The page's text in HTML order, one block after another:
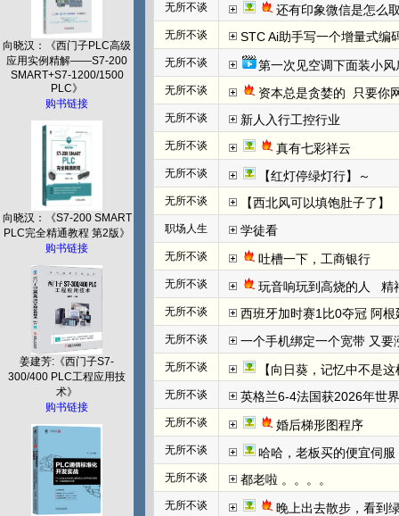
向晓汉：《西门子PLC高级
应用实例精解——S7-200
SMART+S7-1200/1500
PLC》
购书链接
向晓汉：《S7-200 SMART
PLC完全精通教程 第2版》
购书链接
姜建芳:《西门子S7-
300/400 PLC工程应用技
术》
购书链接
无所不谈 还有印象微信是怎么
无所不谈 STC Ai助手写一个增量式编
无所不谈 第一次见空调下面装小风
无所不谈 资本总是贪婪的  只要你
无所不谈 新人入行工控行业
无所不谈 真有七彩祥云
无所不谈 【红灯停绿灯行】～
无所不谈 【西北风可以填饱肚子了】
职场人生 学徒看
无所不谈 吐槽一下，工商银行
无所不谈 玩音响玩到高烧的人   精
无所不谈 西班牙加时赛1比0夺冠 阿
无所不谈 一个手机绑定一个宽带 又要
无所不谈 【向日葵，记忆中不是
无所不谈 英格兰6-4法国获2026年世
无所不谈 婚后梯形图程序
无所不谈 哈哈，老板买的便宜伺
无所不谈 都老啦 。。。。
无所不谈 晚上出去散步，看到